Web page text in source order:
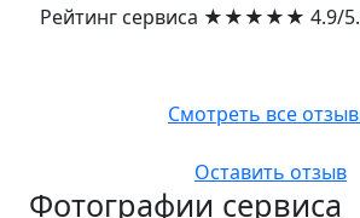
Рейтинг сервиса ★★★★★ 4.9/
Смотреть все
Оставить отзыв
Фотографии сервиса